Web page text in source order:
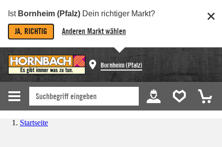
Ist Bornheim (Pfalz) Dein richtiger Markt?
JA, RICHTIG Anderen Markt wählen
Bornheim (Pfalz)
Startseite